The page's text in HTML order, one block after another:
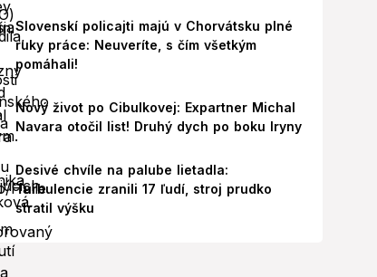
Slovenskí policajti majú v Chorvátsku plné
ruky práce: Neuveríte, s čím všetkým
pomáhali!
Nový život po Cibulkovej: Expartner Michal
Navara otočil list! Druhý dych po boku Iryny
Desivé chvíle na palube lietadla:
Turbulencie zranili 17 ľudí, stroj prudko
stratil výšku